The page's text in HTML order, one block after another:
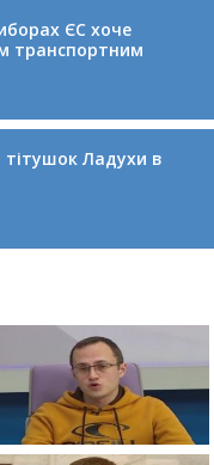
ЄС хоче
транспортним
тітушок Ладухи в